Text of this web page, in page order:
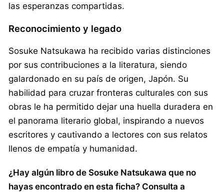
las esperanzas compartidas.
Reconocimiento y legado
Sosuke Natsukawa ha recibido varias distinciones
por sus contribuciones a la literatura, siendo
galardonado en su país de origen, Japón. Su
habilidad para cruzar fronteras culturales con sus
obras le ha permitido dejar una huella duradera en
el panorama literario global, inspirando a nuevos
escritores y cautivando a lectores con sus relatos
llenos de empatía y humanidad.
¿Hay algún libro de Sosuke Natsukawa que no
hayas encontrado en esta ficha? Consulta a